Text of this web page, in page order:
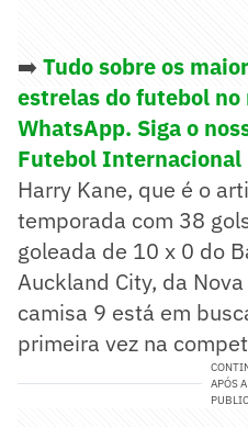
➡️ Tudo sobre os
estrelas do futebol no
WhatsApp. Siga o
Futebol Internacional
Harry Kane, que é o
temporada com 38
goleada de 10 x 0 do
Auckland City, da
camisa 9 está em
primeira vez na
APÓS A